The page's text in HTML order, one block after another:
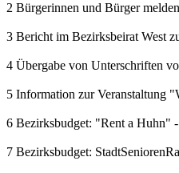
2 Bürgerinnen und Bürger
3 Bericht im Bezirksbeirat West
4 Übergabe von Unterschriften
5 Information zur Veranstaltung
6 Bezirksbudget: "Rent a Huhn"
7 Bezirksbudget: